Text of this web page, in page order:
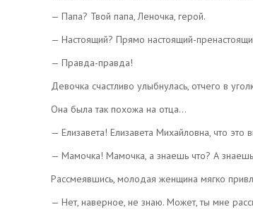
— Папа? Твой папа, Леночка, герой.
— Настоящий? Прямо настоящий-
— Правда-правда!
Девочка счастливо улыбнулась, отчего в
Она была так похожа на отца…
— Елизавета! Елизавета Михайловна, что это
— Мамочка! Мамочка, а знаешь что? А
Рассмеявшись, молодая женщина мягко
— Нет, наверное, не знаю. Может, ты мне